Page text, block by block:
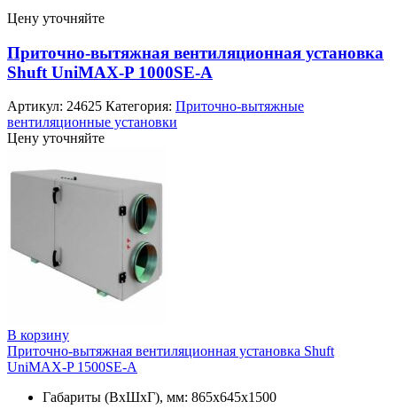
Цену уточняйте
Приточно-вытяжная вентиляционная установка
Shuft UniMAX-P 1000SE-A
Артикул: 24625 Категория: Приточно-вытяжные
вентиляционные установки
Цену уточняйте
В корзину
Приточно-вытяжная вентиляционная установка Shuft
UniMAX-P 1500SE-A
Габариты (ВхШхГ), мм: 865x645x1500